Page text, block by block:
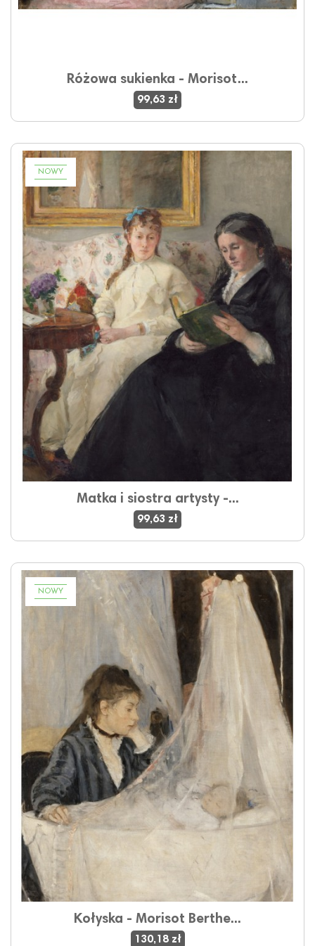
Różowa sukienka - Morisot...
99,63 zł
NOWY
Matka i siostra artysty -...
99,63 zł
NOWY
Kołyska - Morisot Berthe...
130,18 zł